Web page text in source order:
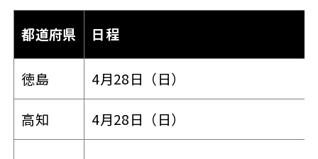
都道府県 日程
徳島 4月28日（日）
高知 4月28日（日）